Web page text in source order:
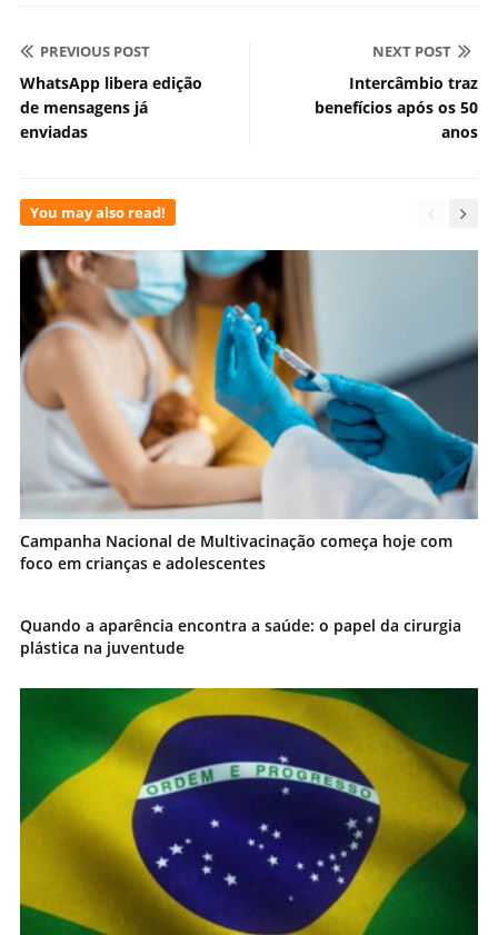
PREVIOUS POST
WhatsApp libera edição
de mensagens já
enviadas
NEXT POST
Intercâmbio traz
benefícios após os 50
anos
You may also read!
Campanha Nacional de Multivacinação começa hoje com
foco em crianças e adolescentes
Quando a aparência encontra a saúde: o papel da cirurgia
plástica na juventude